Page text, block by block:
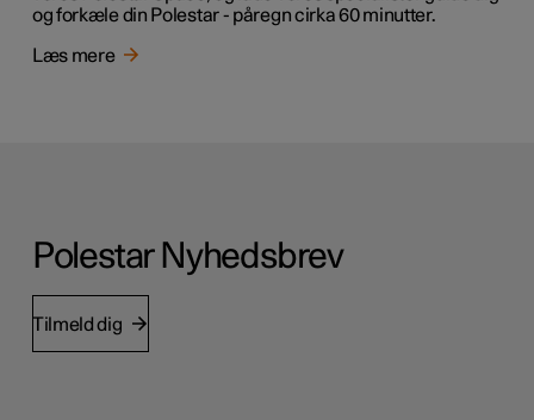
og forkæle din Polestar - påregn cirka 60 minutter.
Læs mere
Polestar Nyhedsbrev
Tilmeld dig